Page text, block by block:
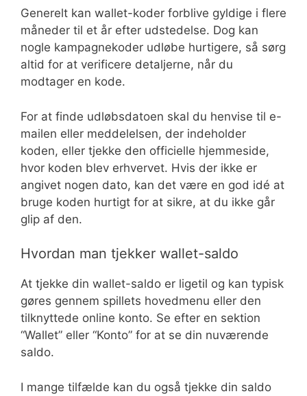
Generelt kan wallet-koder forblive gyldige i flere
måneder til et år efter udstedelse. Dog kan
nogle kampagnekoder udløbe hurtigere, så sørg
altid for at verificere detaljerne, når du
modtager en kode.
For at finde udløbsdatoen skal du henvise til e-
mailen eller meddelelsen, der indeholder
koden, eller tjekke den officielle hjemmeside,
hvor koden blev erhvervet. Hvis der ikke er
angivet nogen dato, kan det være en god idé at
bruge koden hurtigt for at sikre, at du ikke går
glip af den.
Hvordan man tjekker wallet-saldo
At tjekke din wallet-saldo er ligetil og kan typisk
gøres gennem spillets hovedmenu eller den
tilknyttede online konto. Se efter en sektion
“Wallet” eller “Konto” for at se din nuværende
saldo.
I mange tilfælde kan du også tjekke din saldo